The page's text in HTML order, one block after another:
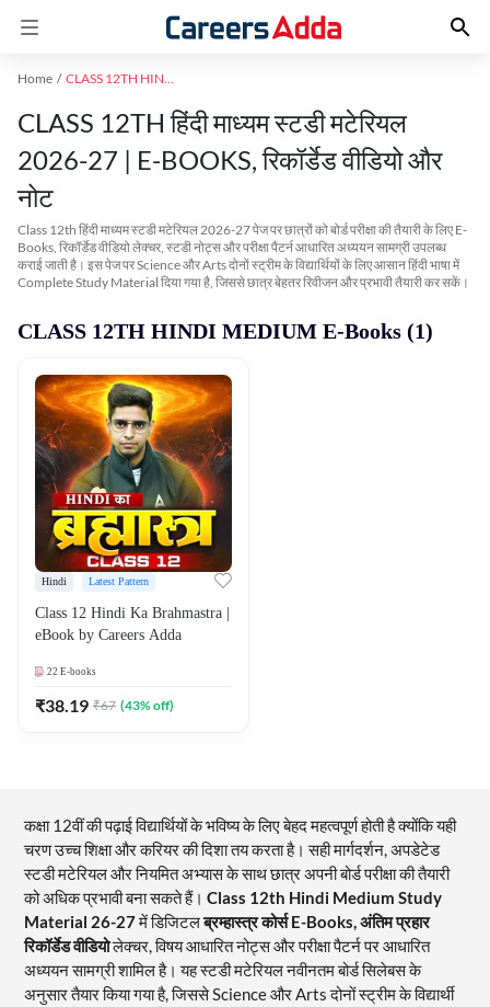
Home CLASS 12TH HINDI MEDIUM
CLASS 12TH हिंदी माध्यम स्टडी मटेरियल
2026-27 | E-BOOKS, रिकॉर्डेड वीडियो और
नोट
Class 12th हिंदी माध्यम स्टडी मटेरियल 2026-27 पेज पर छात्रों को बोर्ड परीक्षा की तैयारी के लिए E-
Books, रिकॉर्डेड वीडियो लेक्चर, स्टडी नोट्स और परीक्षा पैटर्न आधारित अध्ययन सामग्री उपलब्ध
कराई जाती है। इस पेज पर Science और Arts दोनों स्ट्रीम के विद्यार्थियों के लिए आसान हिंदी भाषा में
Complete Study Material दिया गया है, जिससे छात्र बेहतर रिवीजन और प्रभावी तैयारी कर सकें।
CLASS 12TH HINDI MEDIUM E-Books (1)
Hindi Latest Pattern
Class 12 Hindi Ka Brahmastra |
eBook by Careers Adda
22 E-books
₹38.19 ₹67 (43% off)
कक्षा 12वीं की पढ़ाई विद्यार्थियों के भविष्य के लिए बेहद महत्वपूर्ण होती है क्योंकि यही
चरण उच्च शिक्षा और करियर की दिशा तय करता है। सही मार्गदर्शन, अपडेटेड
स्टडी मटेरियल और नियमित अभ्यास के साथ छात्र अपनी बोर्ड परीक्षा की तैयारी
को अधिक प्रभावी बना सकते हैं। Class 12th Hindi Medium Study
Material 26-27में डिजिटलब्रम्हास्त्र कोर्स E-Books, अंतिम प्रहार
रिकॉर्डेड वीडियोलेक्चर, विषय आधारित नोट्स और परीक्षा पैटर्न पर आधारित
अध्ययन सामग्री शामिल है। यह स्टडी मटेरियल नवीनतम बोर्ड सिलेबस के
अनुसार तैयार किया गया है, जिससे Science और Arts दोनों स्ट्रीम के विद्यार्थी